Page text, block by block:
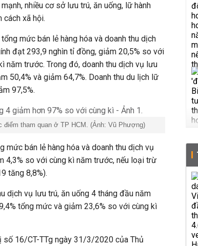
nhiều cơ sở lưu trú, ăn uống, lữ hành
xã hội.
mức bán lẻ hàng hóa và doanh thu dịch
đạt 293,9 nghìn tỉ đồng, giảm 20,5% so với
năm trước. Trong đó, doanh thu dịch vụ lưu
50,4% và giảm 64,7%. Doanh thu du lịch lữ
97,5%.
điểm tham quan ở TP HCM. (Ảnh: Vũ Phượng)
mức bán lẻ hàng hóa và doanh thu dịch vụ
4,3% so với cùng kì năm trước, nếu loại trừ
tăng 8,8%).
dịch vụ lưu trú, ăn uống 4 tháng đầu năm
tổng mức và giảm 23,6% so với cùng kì
16/CT-TTg ngày 31/3/2020 của Thủ